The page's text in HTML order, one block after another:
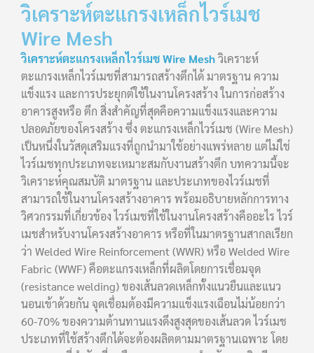
วิเคราะห์ตะแกรงเหล็กไวร์เมช
Wire Mesh
วิเคราะห์ตะแกรงเหล็กไวร์เมช Wire Meshวิเคราะห์
ตะแกรงเหล็กไวร์เมชที่สามารถสร้างตึกได้ มาตรฐาน ความ
แข็งแรง และการประยุกต์ใช้ในงานโครงสร้าง ในการก่อสร้าง
อาคารสูงหรือ ตึก สิ่งสำคัญที่สุดคือความแข็งแรงและความ
ปลอดภัยของโครงสร้าง ซึ่ง ตะแกรงเหล็กไวร์เมช (Wire Mesh)
เป็นหนึ่งในวัสดุเสริมแรงที่ถูกนำมาใช้อย่างแพร่หลาย แต่ไม่ใช่
ไวร์เมชทุกประเภทจะเหมาะสมกับงานสร้างตึก บทความนี้จะ
วิเคราะห์คุณสมบัติ มาตรฐาน และประเภทของไวร์เมชที่
สามารถใช้ในงานโครงสร้างอาคาร พร้อมอธิบายหลักการทาง
วิศวกรรมที่เกี่ยวข้อง ไวร์เมชที่ใช้ในงานโครงสร้างคืออะไร ไวร์
เมชสำหรับงานโครงสร้างอาคาร หรือที่ในมาตรฐานสากลเรียก
ว่า Welded Wire Reinforcement (WWR) หรือ Welded Wire
Fabric (WWF) คือตะแกรงเหล็กที่ผลิตโดยการเชื่อมจุด
(resistance welding) ของเส้นลวดเหล็กทั้งแนวยืนและแนว
นอนเข้าด้วยกัน จุดเชื่อมต้องมีความแข็งแรงเฉือนไม่น้อยกว่า
60-70% ของความต้านทานแรงดึงสูงสุดของเส้นลวด ไวร์เมช
ประเภทที่ใช้สร้างตึกได้จะต้องผลิตตามมาตรฐานเฉพาะ โดย